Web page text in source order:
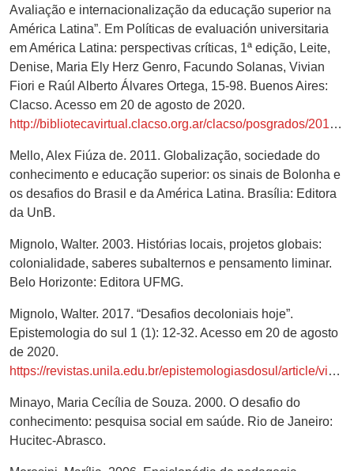
Avaliação e internacionalização da educação superior na
América Latina”. Em Políticas de evaluación universitaria
em América Latina: perspectivas críticas, 1ª edição, Leite,
Denise, Maria Ely Herz Genro, Facundo Solanas, Vivian
Fiori e Raúl Alberto Álvares Ortega, 15-98. Buenos Aires:
Clacso. Acesso em 20 de agosto de 2020.
http://bibliotecavirtual.clacso.org.ar/clacso/posgrados/20120914120239/PoliticasdeEvaluacionUniversitaria.pdf
Mello, Alex Fiúza de. 2011. Globalização, sociedade do
conhecimento e educação superior: os sinais de Bolonha e
os desafios do Brasil e da América Latina. Brasília: Editora
da UnB.
Mignolo, Walter. 2003. Histórias locais, projetos globais:
colonialidade, saberes subalternos e pensamento liminar.
Belo Horizonte: Editora UFMG.
Mignolo, Walter. 2017. “Desafios decoloniais hoje”.
Epistemologia do sul 1 (1): 12-32. Acesso em 20 de agosto
de 2020.
https://revistas.unila.edu.br/epistemologiasdosul/article/view/772/645
Minayo, Maria Cecília de Souza. 2000. O desafio do
conhecimento: pesquisa social em saúde. Rio de Janeiro:
Hucitec-Abrasco.